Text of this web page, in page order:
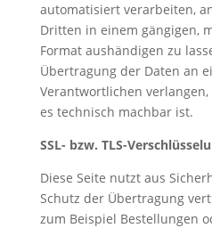
automatisiert verarbeiten,
Dritten in einem gängigen,
Format aushändigen zu
Übertragung der Daten an
Verantwortlichen
es technisch machbar ist.
SSL- bzw. TLS-
Diese Seite nutzt aus
Schutz der Übertragung
zum Beispiel Bestellungen